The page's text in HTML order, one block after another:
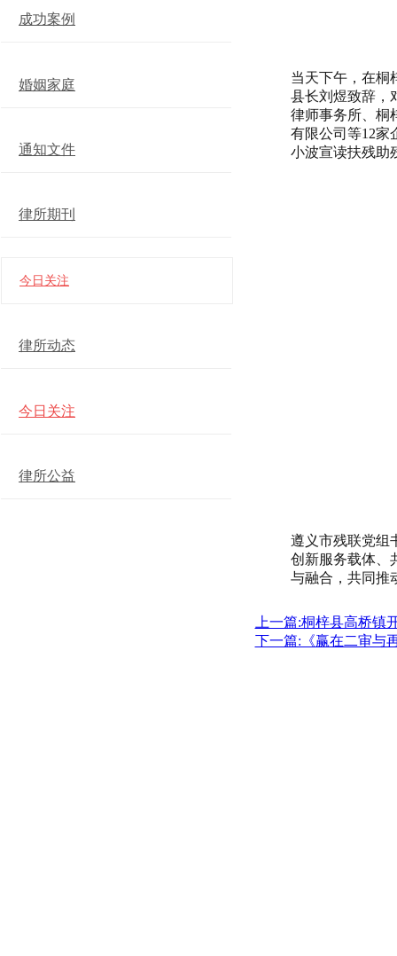
成功案例
婚姻家庭
通知文件
律所期刊
今日关注
律所动态
今日关注
律所公益
当天下午，在桐
县长刘煜致辞，
律师事务所、桐
有限公司等12家
小波宣读扶残助
遵义市残联党组
创新服务载体、
与融合，共同推
上一篇:桐梓县高桥镇
下一篇:《赢在二审与